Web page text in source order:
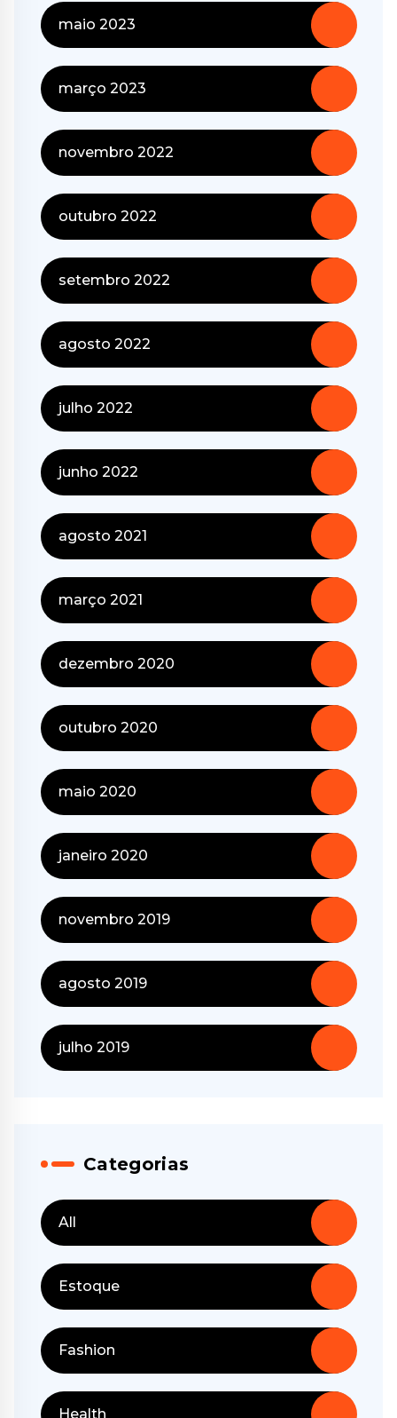
maio 2023
março 2023
novembro 2022
outubro 2022
setembro 2022
agosto 2022
julho 2022
junho 2022
agosto 2021
março 2021
dezembro 2020
outubro 2020
maio 2020
janeiro 2020
novembro 2019
agosto 2019
julho 2019
Categorias
All
Estoque
Fashion
Health